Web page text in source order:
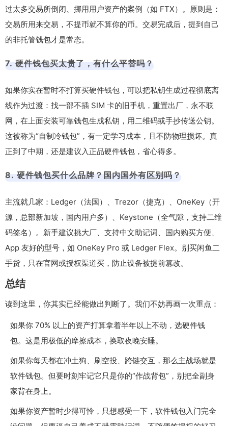
过太多交易所倒闭、挪用用户资产的案例（如 FTX）。原则是：
交易所用来交易，不提币就不算你的币。交易完成后，提到自己
的非托管钱包才是常态。
7. 硬件钱包买太贵了，有什么平替吗？
如果你实在暂时不打算买硬件钱包，可以把私钥生成过程彻底离
线作为过渡：找一部不插 SIM 卡的旧手机，重置出厂，永不联
网，在上面安装可靠钱包生成私钥，用二维码或手抄传送公钥。
这被称为“自制冷钱包”，有一定学习成本，且不防物理损坏。真
正到了中期，还是建议入正品硬件钱包，省心得多。
8. 硬件钱包买什么品牌？国内国外有区别吗？
主流就几家：Ledger（法国）、Trezor（捷克）、OneKey（开
源，总部新加坡，国内用户多）、Keystone（全气隙，支持二维
码签名）。新手建议挑大厂、支持中文助记词、国内购买方便、
App 友好的型号，如 OneKey Pro 或 Ledger Flex。别买闲鱼二
手货，只在官网或授权渠道买，防止设备被提前篡改。
总结
读到这里，你其实已经能做出判断了。我们不妨再画一次重点：
如果你 70% 以上的资产打算拿着半年以上不动，选硬件钱
包。这是用极低的摩擦成本，换取夜晚安睡。
如果你每天都在冲土狗、刷空投、跨链交互，那么主战场就是
软件钱包。但要时刻牢记它只是你的“作战背包”，别把全副身
家背在身上。
如果你资产暂时少得可怜，只想感受一下，软件钱包入门完全